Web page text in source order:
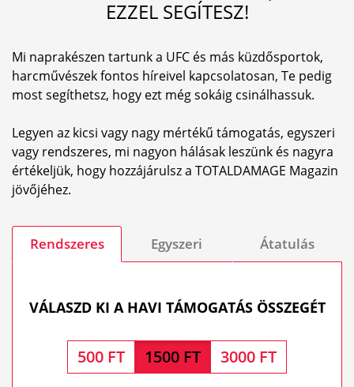
EZZEL SEGÍTESZ!
Mi naprakészen tartunk a UFC és más küzdősportok,
harcművészek fontos híreivel kapcsolatosan, Te pedig
most segíthetsz, hogy ezt még sokáig csinálhassuk.
Legyen az kicsi vagy nagy mértékű támogatás, egyszeri
vagy rendszeres, mi nagyon hálásak leszünk és nagyra
értékeljük, hogy hozzájárulsz a TOTALDAMAGE Magazin
jövőjéhez.
Rendszeres Egyszeri Átatulás
VÁLASZD KI A HAVI TÁMOGATÁS ÖSSZEGÉT
500 FT 1500 FT 3000 FT